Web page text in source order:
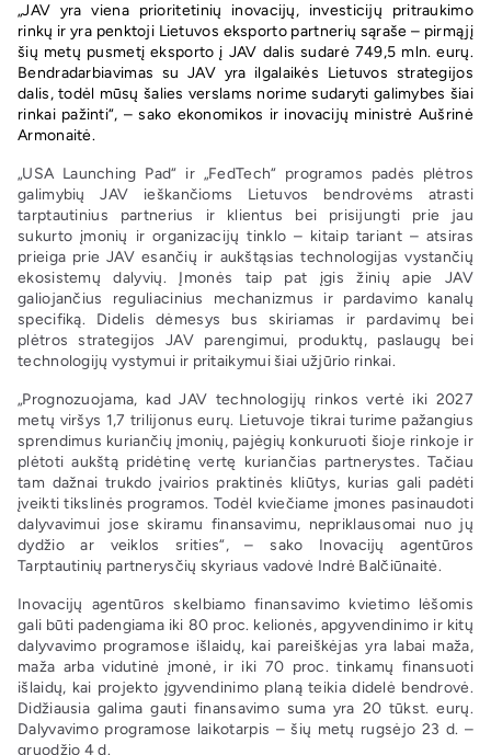
„JAV yra viena prioritetinių inovacijų, investicijų pritraukimo
rinkų ir yra penktoji Lietuvos eksporto partnerių sąraše – pirmąjį
šių metų pusmetį eksporto į JAV dalis sudarė 749,5 mln. eurų.
Bendradarbiavimas su JAV yra ilgalaikės Lietuvos strategijos
dalis, todėl mūsų šalies verslams norime sudaryti galimybes šiai
rinkai pažinti“, – sako ekonomikos ir inovacijų ministrė Aušrinė
Armonaitė.
„USA Launching Pad“ ir „FedTech“ programos padės plėtros
galimybių JAV ieškančioms Lietuvos bendrovėms atrasti
tarptautinius partnerius ir klientus bei prisijungti prie jau
sukurto įmonių ir organizacijų tinklo – kitaip tariant – atsiras
prieiga prie JAV esančių ir aukštąsias technologijas vystančių
ekosistemų dalyvių. Įmonės taip pat įgis žinių apie JAV
galiojančius reguliacinius mechanizmus ir pardavimo kanalų
specifiką. Didelis dėmesys bus skiriamas ir pardavimų bei
plėtros strategijos JAV parengimui, produktų, paslaugų bei
technologijų vystymui ir pritaikymui šiai užjūrio rinkai.
„Prognozuojama, kad JAV technologijų rinkos vertė iki 2027
metų viršys 1,7 trilijonus eurų. Lietuvoje tikrai turime pažangius
sprendimus kuriančių įmonių, pajėgių konkuruoti šioje rinkoje ir
plėtoti aukštą pridėtinę vertę kuriančias partnerystes. Tačiau
tam dažnai trukdo įvairios praktinės kliūtys, kurias gali padėti
įveikti tikslinės programos. Todėl kviečiame įmones pasinaudoti
dalyvavimui jose skiramu finansavimu, nepriklausomai nuo jų
dydžio ar veiklos srities“, – sako Inovacijų agentūros
Tarptautinių partnerysčių skyriaus vadovė Indrė Balčiūnaitė.
Inovacijų agentūros skelbiamo finansavimo kvietimo lėšomis
gali būti padengiama iki 80 proc. kelionės, apgyvendinimo ir kitų
dalyvavimo programose išlaidų, kai pareiškėjas yra labai maža,
maža arba vidutinė įmonė, ir iki 70 proc. tinkamų finansuoti
išlaidų, kai projekto įgyvendinimo planą teikia didelė bendrovė.
Didžiausia galima gauti finansavimo suma yra 20 tūkst. eurų.
Dalyvavimo programose laikotarpis – šių metų rugsėjo 23 d. –
gruodžio 4 d.